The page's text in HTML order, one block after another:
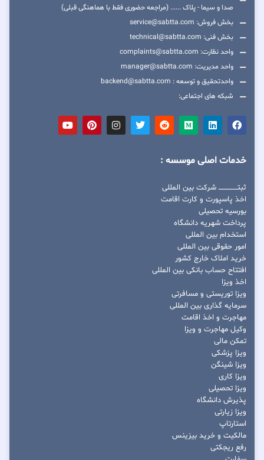
صدا و سیما - پلاک ...... (مراجعه حضوری فقط با هماهنگی قبلی)
بخش فروش: service@sabtta.com
بخش فنی: technical@sabtta.com
واحد نظارت: complaints@sabtta.com
واحد مدیریت: manager@sabtta.com
واحدتحقیق و توسعه : backend@sabtta.com
شبکه های اجتماعی:
خدمات اصلی موسسه :
ثبتــــــــــــــــ شرکت بین المللی
اخذ پاسپورت و کارت اقامت
بورسیه تحصیلی
پرداخت شهریه دانشگاه
استخدام بین المللی
امور حقوقی بین المللی
خرید املاک خارج کشور
افتتاح حساب بانکی بین المللی
اخذ ویزا
ویزا توریستی و مسافرتی
سرمایه گذاری بین المللی
مهاجرت و اخذ اقامت
وکیل مهاجرت و ویزا
تمکن مالی
ویزا پزشکی
ویزا شینگن
ویزا کاری
ویزا تحصیلی
پذیرش دانشگاه
ویزا زیارتی
استارتاپ
مالکیت و خرید بیزینس
رفع ریجکتی